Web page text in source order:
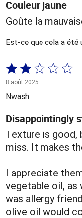
Couleur jaune
Goûte la
Est-ce que cela a été
Coté
2 sur
5
8 août 2025
Nwash
Disappointingly
Texture is good,
miss. It makes
I appreciate
vegetable oil, as
was allergy
olive oil would